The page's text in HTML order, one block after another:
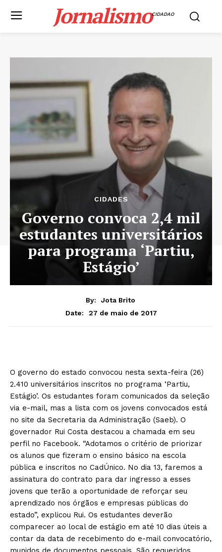
JornalismoCIDADAO
CIDADES
Governo convoca 2,4 mil
estudantes universitários
para programa ‘Partiu,
Estágio’
By:
Jota Brito
Date:
27 de maio de 2017
O governo do estado convocou nesta sexta-feira (26)
2.410 universitários inscritos no programa ‘Partiu,
Estágio’. Os estudantes foram comunicados da seleção
via e-mail, mas a lista com os jovens convocados está
no site da Secretaria da Administração (Saeb). O
governador Rui Costa destacou a chamada em seu
perfil no Facebook. “Adotamos o critério de priorizar
os alunos que fizeram o ensino básico na escola
pública e inscritos no CadÚnico. No dia 13, faremos a
assinatura do contrato para dar ingresso a esses
jovens que terão a oportunidade de reforçar seu
aprendizado nos órgãos e empresas públicas do
estado”, explicou Rui. Os estudantes deverão
comparecer ao local de estágio em até 10 dias úteis a
contar da data de recebimento do e-mail convocatório,